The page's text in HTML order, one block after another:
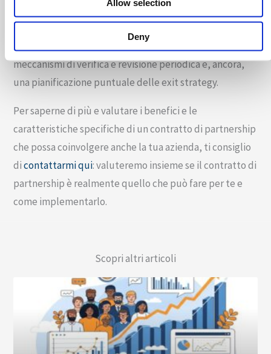
Allow selection
Deny
diligence dei potenziali partner e la definizione di
obiettivi chiari e misurabili, oltre che
l’implementazione di n efficace sistema di governance,
meccanismi di verifica e revisione periodica e, ancora,
una pianificazione puntuale delle exit strategy.
Per saperne di più e valutare i benefici e le
caratteristiche specifiche di un contratto di partnership
che possa coinvolgere anche la tua azienda, ti consiglio
dicontattarmi qui: valuteremo insieme se il contratto di
partnership è realmente quello che può fare per te e
come implementarlo.
Scopri altri articoli